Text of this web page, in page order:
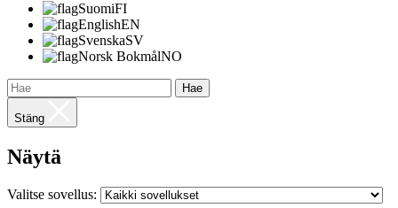
SuomiFI
EnglishEN
SvenskaSV
Norsk BokmålNO
Hae
Stäng
Näytä
Valitse sovellus: